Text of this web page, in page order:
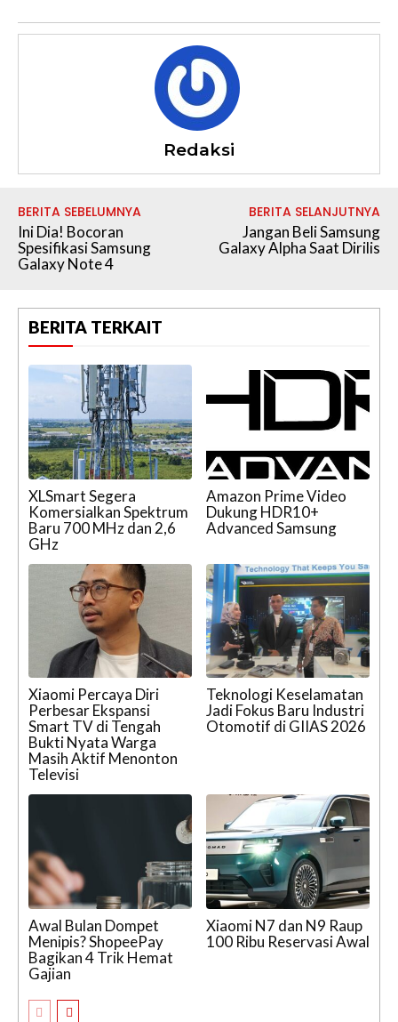
Redaksi
BERITA SEBELUMNYA
Ini Dia! Bocoran
Spesifikasi Samsung
Galaxy Note 4
BERITA SELANJUTNYA
Jangan Beli Samsung
Galaxy Alpha Saat Dirilis
BERITA TERKAIT
XLSmart Segera
Komersialkan Spektrum
Baru 700 MHz dan 2,6
GHz
Amazon Prime Video
Dukung HDR10+
Advanced Samsung
Xiaomi Percaya Diri
Perbesar Ekspansi
Smart TV di Tengah
Bukti Nyata Warga
Masih Aktif Menonton
Televisi
Teknologi Keselamatan
Jadi Fokus Baru Industri
Otomotif di GIIAS 2026
Awal Bulan Dompet
Menipis? ShopeePay
Bagikan 4 Trik Hemat
Gajian
Xiaomi N7 dan N9 Raup
100 Ribu Reservasi Awal